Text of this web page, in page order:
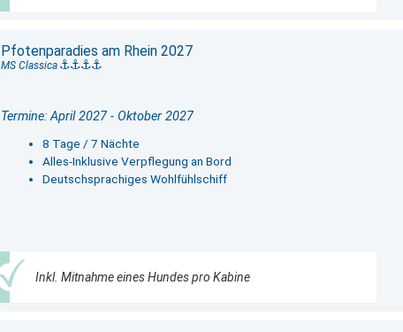
Pfotenparadies am Rhein 2027
MS Classica
Termine: April 2027 - Oktober 2027
8 Tage / 7 Nächte
Alles-Inklusive Verpflegung an Bord
Deutschsprachiges Wohlfühlschiff
Inkl. Mitnahme eines Hundes pro Kabine